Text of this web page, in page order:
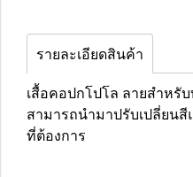
รายละเอียดสินค้า
เสื้อคอปกโปโล ลายสำหรั
สามารถนำมาปรับเปลี่ยน
ที่ต้องการ